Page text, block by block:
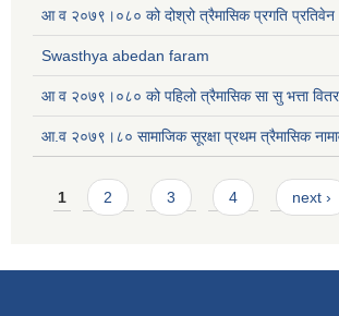
आ व २०७९।०८० को दोश्रो त्रैमासिक प्रगति प्रतिवेन
Swasthya abedan faram
आ व २०७९।०८० को पहिलो त्रैमासिक सा सु भत्ता
आ.व २०७९।८० सामाजिक सूरक्षा प्रथम त्रैमासिक
Pages
1 2 3 4 next ›